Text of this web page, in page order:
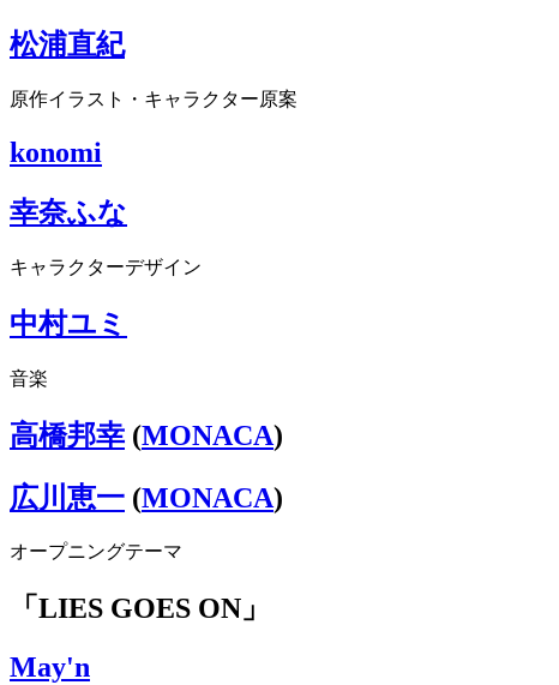
松浦直紀
原作イラスト・キャラクター原案
konomi
幸奈ふな
キャラクターデザイン
中村ユミ
音楽
高橋邦幸 (MONACA)
広川恵一 (MONACA)
オープニングテーマ
「LIES GOES ON」
May'n